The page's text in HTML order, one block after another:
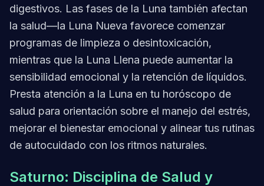
digestivos. Las fases de la Luna también afectan
la salud—la Luna Nueva favorece comenzar
programas de limpieza o desintoxicación,
mientras que la Luna Llena puede aumentar la
sensibilidad emocional y la retención de líquidos.
Presta atención a la Luna en tu horóscopo de
salud para orientación sobre el manejo del estrés,
mejorar el bienestar emocional y alinear tus rutinas
de autocuidado con los ritmos naturales.
Saturno: Disciplina de Salud y